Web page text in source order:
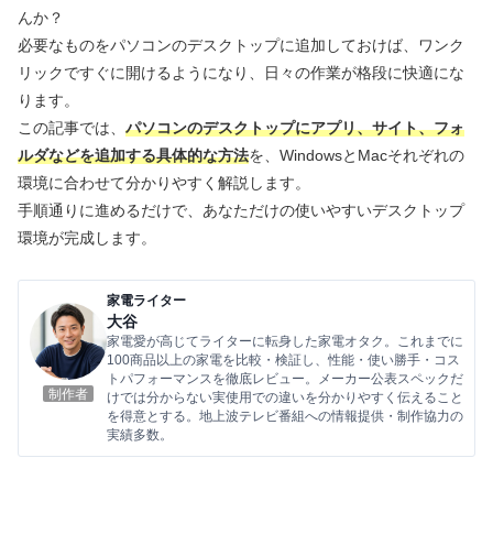
んか？
必要なものをパソコンのデスクトップに追加しておけば、ワンク
リックですぐに開けるようになり、日々の作業が格段に快適にな
ります。
この記事では、 パソコンのデスクトップにアプリ、サイト、フォ
ルダなどを追加する具体的な方法を、WindowsとMacそれぞれの
環境に合わせて分かりやすく解説します。
手順通りに進めるだけで、あなただけの使いやすいデスクトップ
環境が完成します。
制作者
家電ライター
大谷
家電愛が高じてライターに転身した家電オタク。これまでに
100商品以上の家電を比較・検証し、性能・使い勝手・コス
トパフォーマンスを徹底レビュー。メーカー公表スペックだ
けでは分からない実使用での違いを分かりやすく伝えること
を得意とする。地上波テレビ番組への情報提供・制作協力の
実績多数。